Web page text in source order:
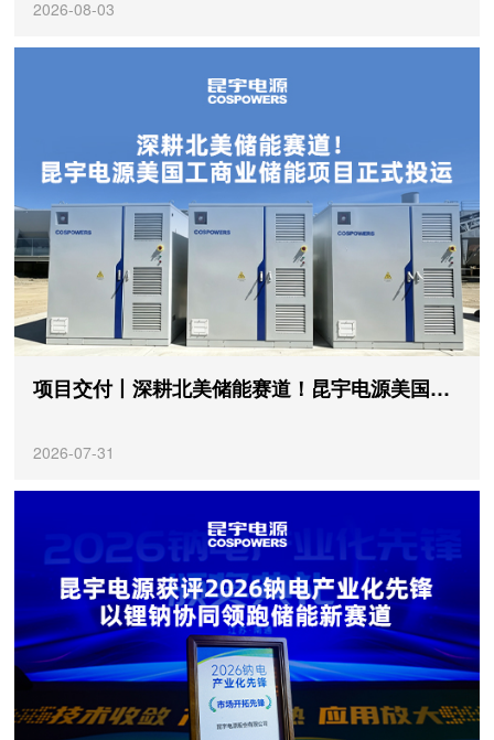
2026-08-03
项目交付丨深耕北美储能赛道！昆宇电源美国工商业储能项目正式投运
2026-07-31